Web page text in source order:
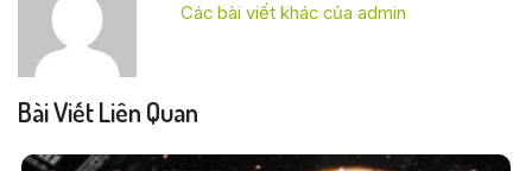
Các bài viết khác của admin
Bài Viết Liên Quan